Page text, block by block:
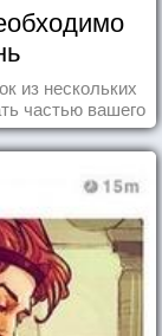
из нескольких
частью вашего